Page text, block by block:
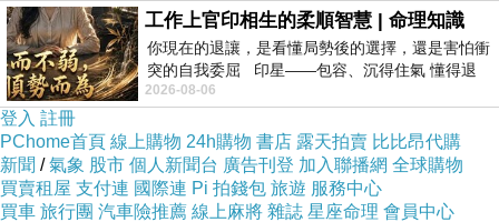
工作上官印相生的柔順智慧 | 命理知識
你現在的退讓，是看懂局勢後的選擇，還是害怕衝
突的自我委屈 印星——包容、沉得住氣 懂得退
一步觀察，不會
2026-08-06
登入 註冊
PChome首頁 線上購物 24h購物 書店 露天拍賣 比比昂代購
新聞 /氣象 股市 個人新聞台 廣告刊登 加入聯播網 全球購物
買賣租屋 支付連 國際連 Pi 拍錢包 旅遊 服務中心
買車 旅行團 汽車險推薦 線上麻將 雜誌 星座命理 會員中心